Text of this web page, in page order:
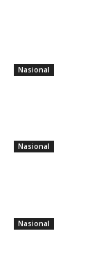
Nasional
Nasional
Nasional